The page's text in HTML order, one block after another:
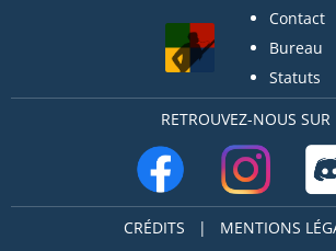
Contact
Bureau
Statuts
RETROUVEZ-NOUS SUR
CRÉDITS | MENTIONS